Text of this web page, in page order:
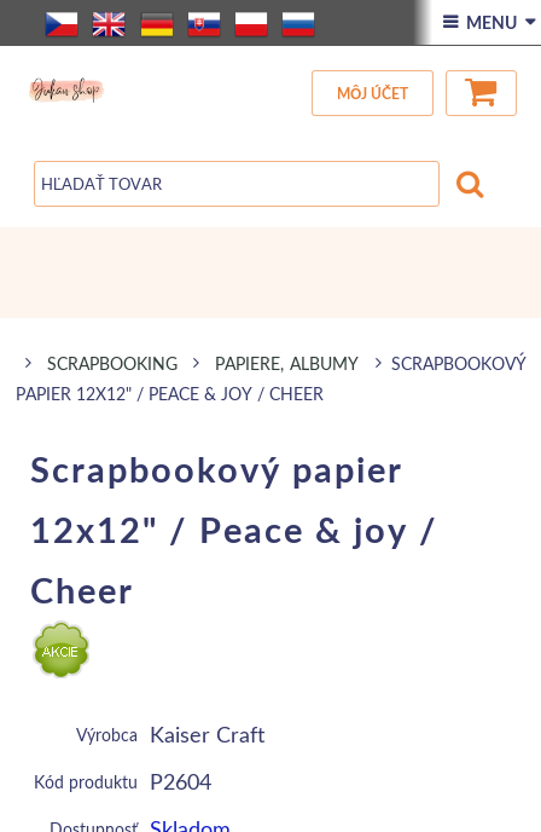
ÚVOD
VŠETOK TOVAR
ZĽAVA BLOG
 MENU 
MÔJ ÚČET
SCRAPBOOKING PAPIERE, ALBUMY
SCRAPBOOKOVÝ
PAPIER 12X12" / PEACE & JOY / CHEER
Scrapbookový papier
12x12" / Peace & joy /
Cheer
Výrobca Kaiser Craft
Kód produktu P2604